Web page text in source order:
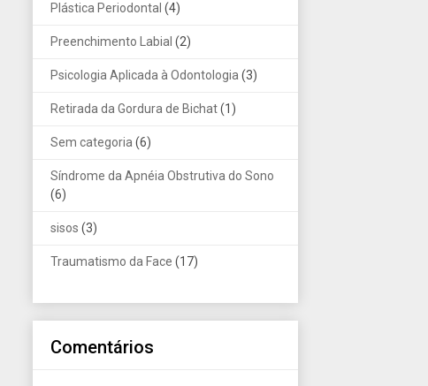
Plástica Periodontal (4)
Preenchimento Labial (2)
Psicologia Aplicada à Odontologia(3)
Retirada da Gordura de Bichat(1)
Sem categoria(6)
Síndrome da Apnéia Obstrutiva do Sono
(6)
sisos (3)
Traumatismo da Face (17)
Comentários